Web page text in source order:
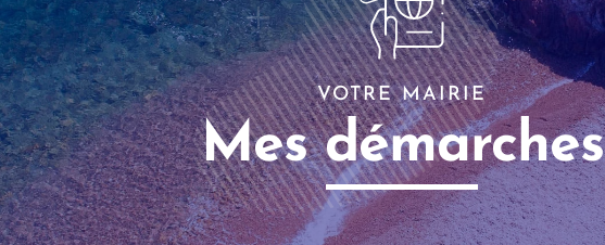
VOTRE MAIRIE
Mes démarches